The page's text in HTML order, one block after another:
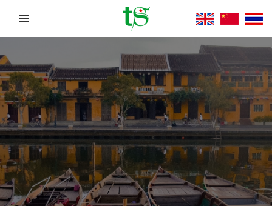
Tour
Lịch
Việt
Nam
Từ
Bắc
Vào
Nam
|
Trường
Sa
Tourist
DMC